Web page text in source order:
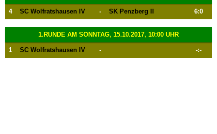
4 SC Wolfratshausen IV - SK Penzberg II 6:0
1.RUNDE AM SONNTAG, 15.10.2017, 10:00 UHR
1 SC Wolfratshausen IV - -:-